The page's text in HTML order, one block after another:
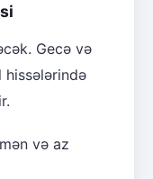
Gecə və
hissələrində
və az